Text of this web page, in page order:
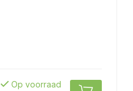
Op voorraad